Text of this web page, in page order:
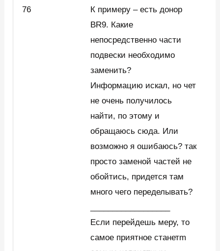
76
К примеру – есть донор
BR9. Какие
непосредственно части
подвески необходимо
заменить?
Информацию искал, но чет
не очень получилось
найти, по этому и
обращаюсь сюда. Или
возможно я ошибаюсь? так
просто заменой частей не
обойтись, придется там
много чего переделывать?
Если перейдешь меру, то
самое приятное станетm